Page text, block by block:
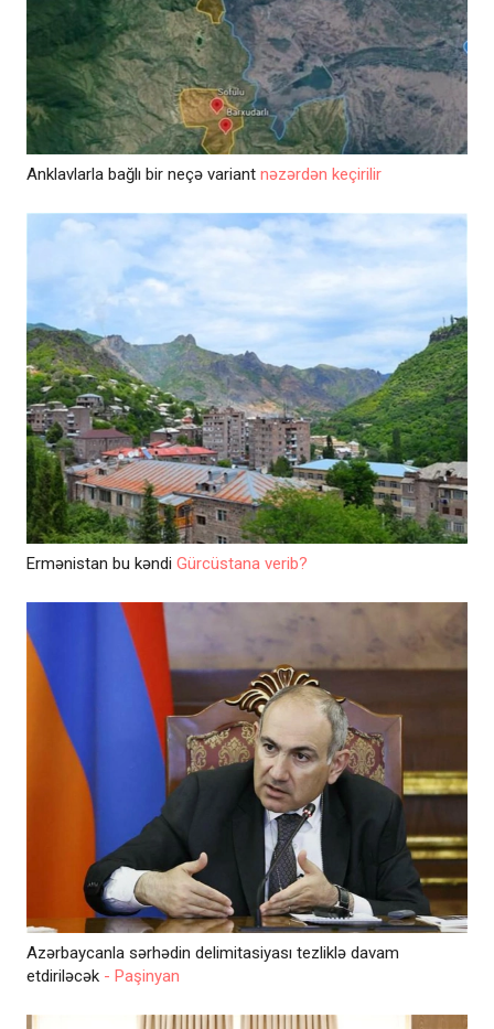
Anklavlarla bağlı bir neçə variant nəzərdən keçirilir
Ermənistan bu kəndi Gürcüstana verib?
Azərbaycanla sərhədin delimitasiyası tezliklə davam
etdiriləcək - Paşinyan